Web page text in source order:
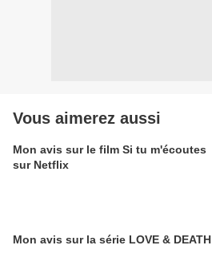
Vous aimerez aussi
Mon avis sur le film Si tu m'écoutes
sur Netflix
Mon avis sur la série LOVE & DEATH